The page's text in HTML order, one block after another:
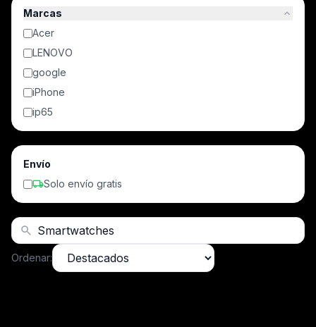
Marcas expand_less
Acer
LENOVO
google
iPhone
ip65
Envío
local_shippingSolo envío gratis
search
Ordenar: